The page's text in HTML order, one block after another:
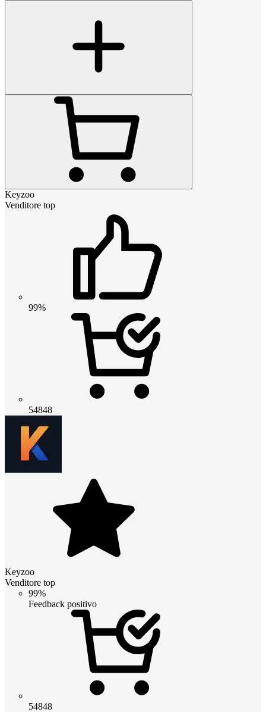
Keyzoo
Venditore top
99%
54848
Keyzoo
Venditore top
99%
Feedback positivo
54848